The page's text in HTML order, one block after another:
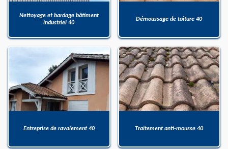
Nettoyage et bardage bâtiment
industriel 40
Démoussage de toiture 40
Entreprise de ravalement 40 Traitement anti-mousse 40